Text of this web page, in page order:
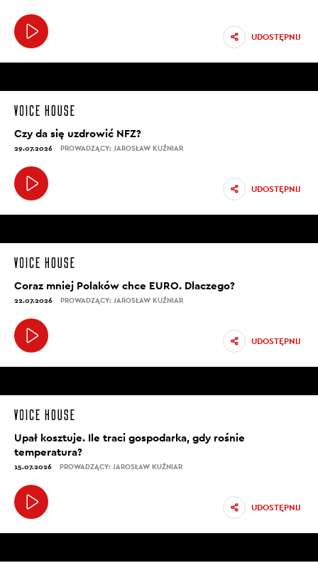
UDOSTĘPNIJ
Czy da się uzdrowić NFZ?
29.07.2026 PROWADZĄCY: JAROSŁAW KUŹNIAR
UDOSTĘPNIJ
Coraz mniej Polaków chce EURO. Dlaczego?
22.07.2026 PROWADZĄCY: JAROSŁAW KUŹNIAR
UDOSTĘPNIJ
Upał kosztuje. Ile traci gospodarka, gdy rośnie
temperatura?
15.07.2026 PROWADZĄCY: JAROSŁAW KUŹNIAR
UDOSTĘPNIJ